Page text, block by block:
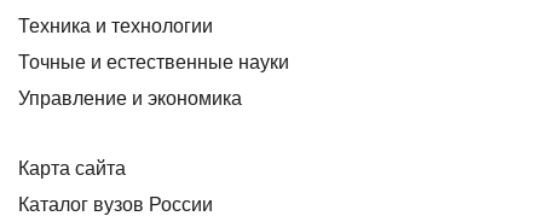
Техника и технологии
Точные и естественные науки
Управление и экономика
Карта сайта
Каталог вузов России